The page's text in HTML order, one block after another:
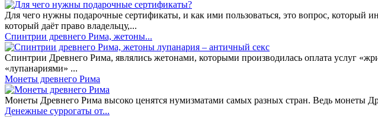
Для чего нужны подарочные сертификаты, и как ими пользоваться, это вопрос, который
который даёт право владельцу,...
Спинтрии древнего Рима, жетоны...
Спинтрии Древнего Рима, являлись жетонами, которыми производилась оплата услуг
«лупанариями» ...
Монеты древнего Рима
Монеты Древнего Рима высоко ценятся нумизматами самых разных стран. Ведь монеты
Денежные суррогаты от...